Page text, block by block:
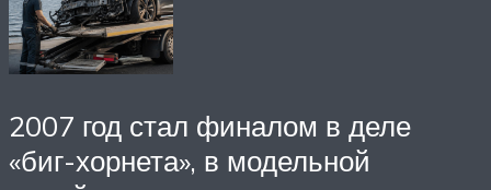
2007 год стал финалом в деле
«биг-хорнета», в модельной